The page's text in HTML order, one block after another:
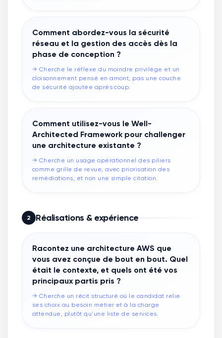
Comment abordez-vous la sécurité
réseau et la gestion des accès dès la
phase de conception ?
→ Cherche le réflexe du moindre privilège et un
cloisonnement pensé en amont, pas une couche
de sécurité ajoutée après coup.
Comment utilisez-vous le Well-
Architected Framework pour challenger
une architecture existante ?
→ Cherche un usage opérationnel des piliers
comme grille de revue, avec priorisation des
remédiations, et non une simple citation.
2 Réalisations & expérience
Racontez une architecture AWS que
vous avez conçue de bout en bout. Quel
était le contexte, et quels ont été vos
principaux partis pris ?
→ Cherche un récit structuré où le candidat relie
ses choix au besoin métier et à la charge
attendue, plutôt qu'une liste de services.